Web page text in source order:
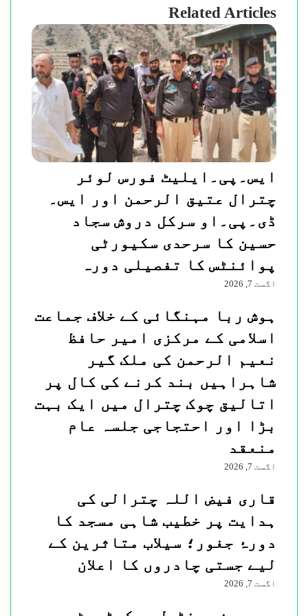
Related Articles
ایس۔پی۔ایلیٹ فورس لوئر
چترال عتیق الرحمن اور ایس۔
ڈی۔پی۔او سرکل دروش سجاد
حسین کا سرحدی سکیورٹی
پوائنٹس کا تفصیلی دورہ
اگست 7, 2026
ہوش ربا مہنگائی کے خلاف جماعت
اسلامی کے مرکزی امیر حافظ
نعیم الرحمن کی ملک گیر
شاہراہیں بند کرنے کی کال پر
اتالیق چوک چترال میں ایک بہت
بڑا اور احتجاجی جلسہ عام
منعقد
اگست 7, 2026
قاری فیض اللہ چترالی کی
ہدایت پر خطیب شاہی مسجد کا
دورۂ جغور؛ سیلاب متاثرین کے
لیے جستی چادروں کا اعلان
اگست 7, 2026